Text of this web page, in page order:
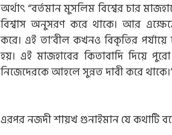
অর্থাৎ “বর্তমান মুসলিম বিশ্বের চার
বিশ্বাস অনুসরণ করে থাকে। আর
করে। এই তা’বীল কখনও বিকৃতির
হয়। এই মাজহাবের কিতাবাদি দিয়ে
নিজেদেরকে আহলে সুন্নত দাবী করে
এরপর নজদী শায়খ গুনাইমান যে কথাটি